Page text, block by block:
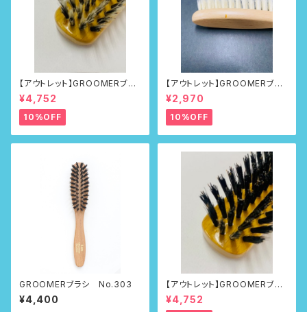
【アウトレット】GROOMERブラ
シNo.218
¥4,752
10%OFF
【アウトレット】GROOMERブラ
シ No.100First
¥2,970
10%OFF
GROOMERブラシ No.303
¥4,400
【アウトレット】GROOMERブラ
シNo.215
¥4,752